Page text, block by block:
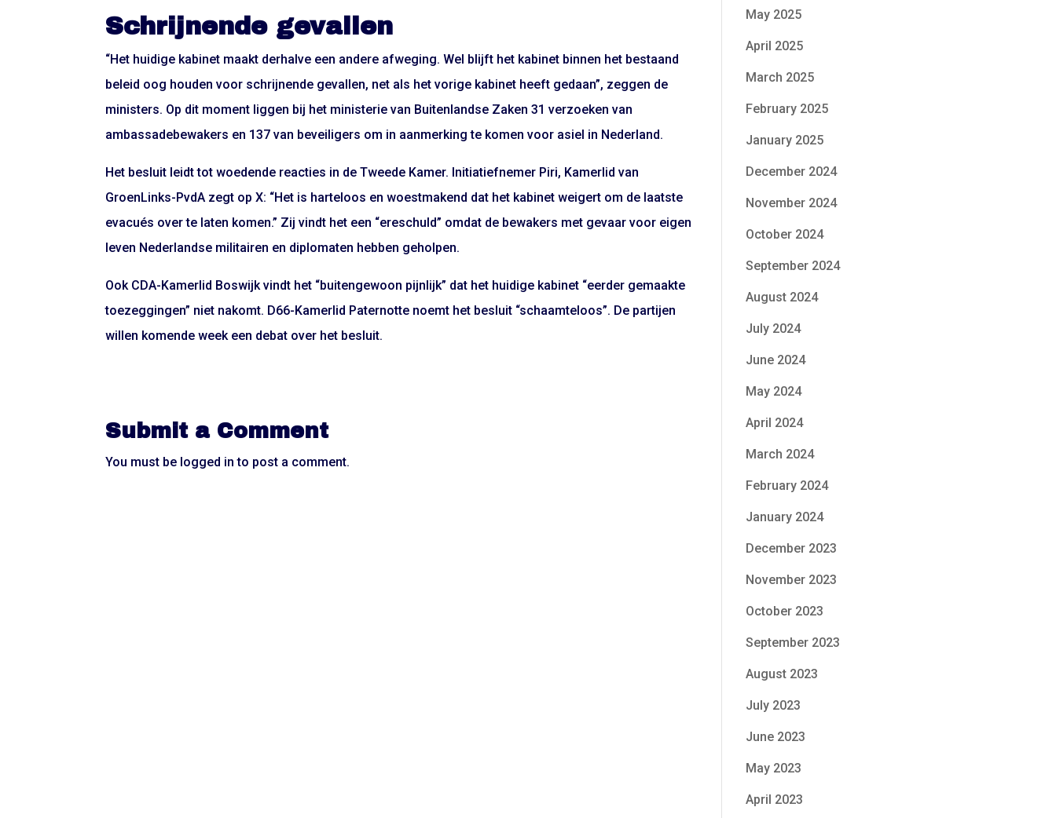
Schrijnende gevallen
“Het huidige kabinet maakt derhalve een andere afweging. Wel blijft het kabinet binnen het bestaand
beleid oog houden voor schrijnende gevallen, net als het vorige kabinet heeft gedaan”, zeggen de
ministers. Op dit moment liggen bij het ministerie van Buitenlandse Zaken 31 verzoeken van
ambassadebewakers en 137 van beveiligers om in aanmerking te komen voor asiel in Nederland.
Het besluit leidt tot woedende reacties in de Tweede Kamer. Initiatiefnemer Piri, Kamerlid van
GroenLinks-PvdA zegt op X: “Het is harteloos en woestmakend dat het kabinet weigert om de laatste
evacués over te laten komen.” Zij vindt het een “ereschuld” omdat de bewakers met gevaar voor eigen
leven Nederlandse militairen en diplomaten hebben geholpen.
Ook CDA-Kamerlid Boswijk vindt het “buitengewoon pijnlijk” dat het huidige kabinet “eerder gemaakte
toezeggingen” niet nakomt. D66-Kamerlid Paternotte noemt het besluit “schaamteloos”. De partijen
willen komende week een debat over het besluit.
Submit a Comment
You must be logged in to post a comment.
May 2025
April 2025
March 2025
February 2025
January 2025
December 2024
November 2024
October 2024
September 2024
August 2024
July 2024
June 2024
May 2024
April 2024
March 2024
February 2024
January 2024
December 2023
November 2023
October 2023
September 2023
August 2023
July 2023
June 2023
May 2023
April 2023